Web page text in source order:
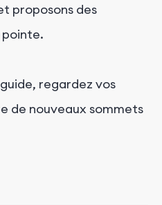
proposons des
pointe.
regardez vos
de nouveaux sommets